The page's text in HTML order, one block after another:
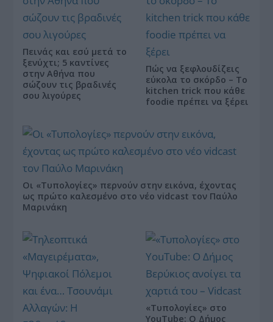
Πεινάς και εσύ μετά το
ξενύχτι; 5 καντίνες
στην Αθήνα που
σώζουν τις βραδινές
σου λιγούρες
Πώς να ξεφλουδίζεις
εύκολα το σκόρδο – Το
kitchen trick που κάθε
foodie πρέπει να ξέρει
Οι «Τυπολογίες» περνούν στην εικόνα, έχοντας
ως πρώτο καλεσμένο στο νέο vidcast τον Παύλο
Μαρινάκη
«Τυπολογίες» στο
YouTube: Ο Δήμος